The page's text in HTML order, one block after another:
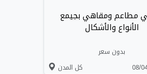
مطاعم ومقاهي بجيمع
الأنواع والأشكال
بدون سعر
كل المدن